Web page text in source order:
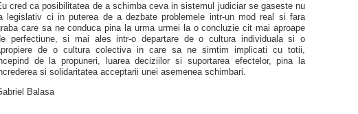
cred ca posibilitatea de a schimba ceva in sistemul judiciar se gaseste nu
legislativ ci in puterea de a dezbate problemele intr-un mod real si fara
care sa ne conduca pina la urma urmei la o concluzie cit mai aproape
perfectiune, si mai ales intr-o departare de o cultura individuala si o
de o cultura colectiva in care sa ne simtim implicati cu totii,
de la propuneri, luarea deciziilor si suportarea efectelor, pina la
si solidaritatea acceptarii unei asemenea schimbari.
Balasa